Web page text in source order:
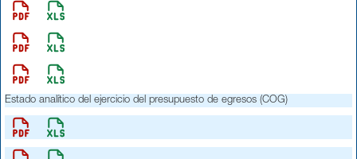
Estado analítico del ejercicio del presupuesto de egresos (COG)